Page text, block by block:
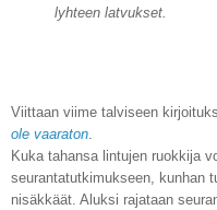
lyhteen latvukset.
Viittaan viime talviseen
ole vaaraton.
Kuka tahansa lintujen ruokkija
seurantatutkimukseen, kunhan
nisäkkäät. Aluksi rajataan